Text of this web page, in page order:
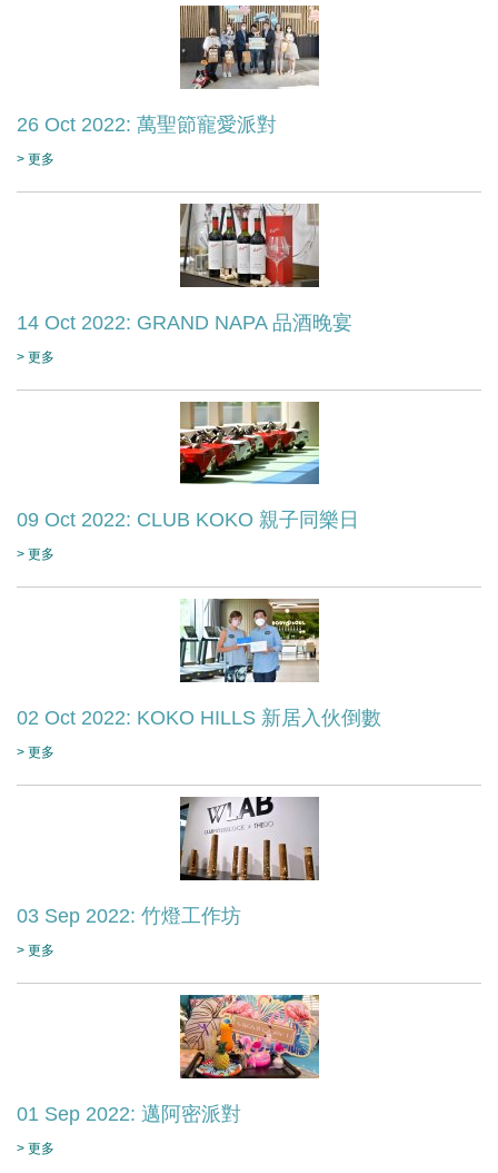
26 Oct 2022: 萬聖節寵愛派對
> 更多
14 Oct 2022: GRAND NAPA 品酒晚宴
> 更多
09 Oct 2022: CLUB KOKO 親子同樂日
> 更多
02 Oct 2022: KOKO HILLS 新居入伙倒數
> 更多
03 Sep 2022: 竹燈工作坊
> 更多
01 Sep 2022: 邁阿密派對
> 更多